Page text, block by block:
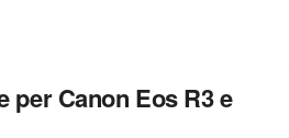
per Canon Eos R3 e